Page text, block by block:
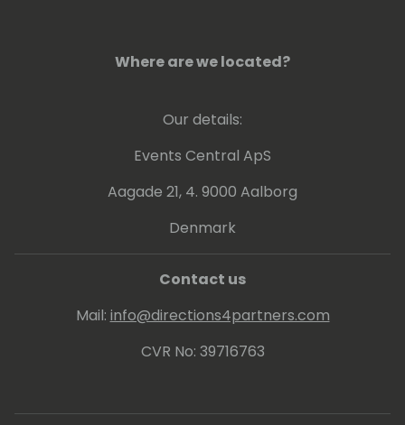
Where are we located?
Our details:
Events Central ApS
Aagade 21, 4. 9000 Aalborg
Denmark
Contact us
Mail: info@directions4partners.com
CVR No: 39716763